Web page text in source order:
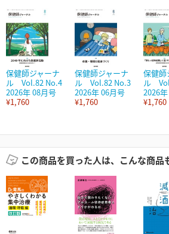
保健師ジャーナ
ル Vol.82 No.4
2026年 08月号
¥1,760
保健師ジャーナ
ル Vol.82 No.3
2026年 06月号
¥1,760
保健師
ル
2026
¥1,760
この商品を買った人は、こんな商品